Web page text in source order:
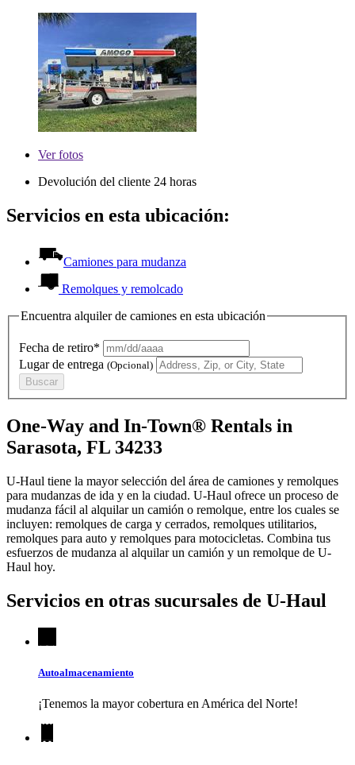
Verfotos
Devolución del cliente 24 horas
Servicios en esta ubicación:
Camiones para mudanza
Remolques y remolcado
Encuentra alquiler de camiones en esta ubicación
Fecha de retiro*
Lugar de entrega (Opcional)
Buscar
One-Way and In-Town® Rentals in
Sarasota, FL 34233
U-Haul tiene la mayor selección del área de camiones y remolques
para mudanzas de ida y en la ciudad. U-Haul ofrece un proceso de
mudanza fácil al alquilar un camión o remolque, entre los cuales se
incluyen: remolques de carga y cerrados, remolques utilitarios,
remolques para auto y remolques para motocicletas. Combina tus
esfuerzos de mudanza al alquilar un camión y un remolque de U-
Haul hoy.
Servicios en otras sucursales de U-Haul
Autoalmacenamiento
¡Tenemos la mayor cobertura en América del Norte!